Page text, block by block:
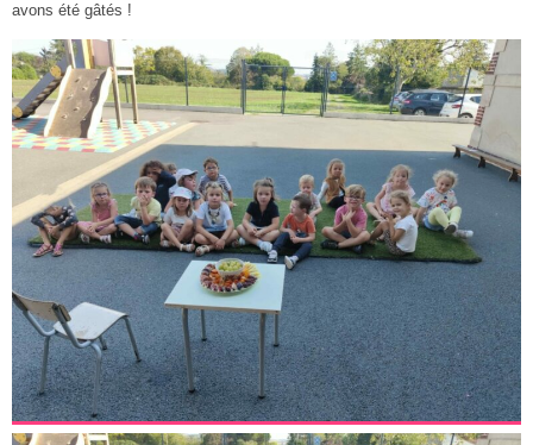
avons été gâtés !